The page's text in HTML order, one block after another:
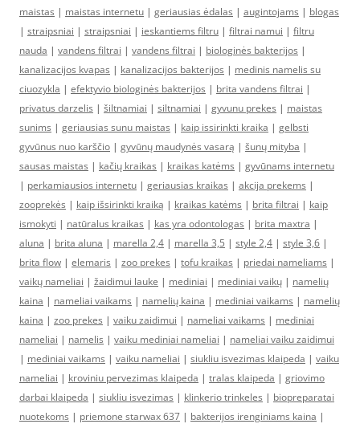
maistas | maistas internetu | geriausias ėdalas | augintojams | blogas
| straipsniai | straipsniai | ieskantiems filtru | filtrai namui | filtru
nauda | vandens filtrai | vandens filtrai | biologinės bakterijos |
kanalizacijos kvapas | kanalizacijos bakterijos | medinis namelis su
ciuozykla | efektyvio biologinės bakterijos | brita vandens filtrai |
privatus darzelis | šiltnamiai | siltnamiai | gyvunu prekes | maistas
sunims | geriausias sunu maistas | kaip issirinkti kraika | gelbsti
gyvūnus nuo karščio | gyvūnų maudynės vasarą | šunų mityba |
sausas maistas | kačių kraikas | kraikas katėms | gyvūnams internetu
| perkamiausios internetu | geriausias kraikas | akcija prekems |
zooprekės | kaip išsirinkti kraiką | kraikas katėms | brita filtrai | kaip
ismokyti | natūralus kraikas | kas yra odontologas | brita maxtra |
aluna | brita aluna | marella 2,4 | marella 3,5 | style 2,4 | style 3,6 |
brita flow | elemaris | zoo prekes | tofu kraikas | priedai nameliams |
vaikų nameliai | žaidimui lauke | mediniai | mediniai vaikų | namelių
kaina | nameliai vaikams | namelių kaina | mediniai vaikams | namelių
kaina | zoo prekes | vaiku zaidimui | nameliai vaikams | mediniai
nameliai | namelis | vaiku mediniai nameliai | nameliai vaiku zaidimui
| mediniai vaikams | vaiku nameliai | siukliu isvezimas klaipeda | vaiku
nameliai | kroviniu pervezimas klaipeda | tralas klaipeda | griovimo
darbai klaipeda | siukliu isvezimas | klinkerio trinkeles | biopreparatai
nuotekoms | priemone starwax 637 | bakterijos irenginiams kaina |